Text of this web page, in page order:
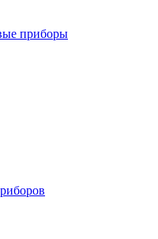
приборы